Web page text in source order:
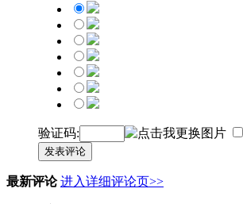
验证码:
发表评论
最新评论 进入详细评论页>>